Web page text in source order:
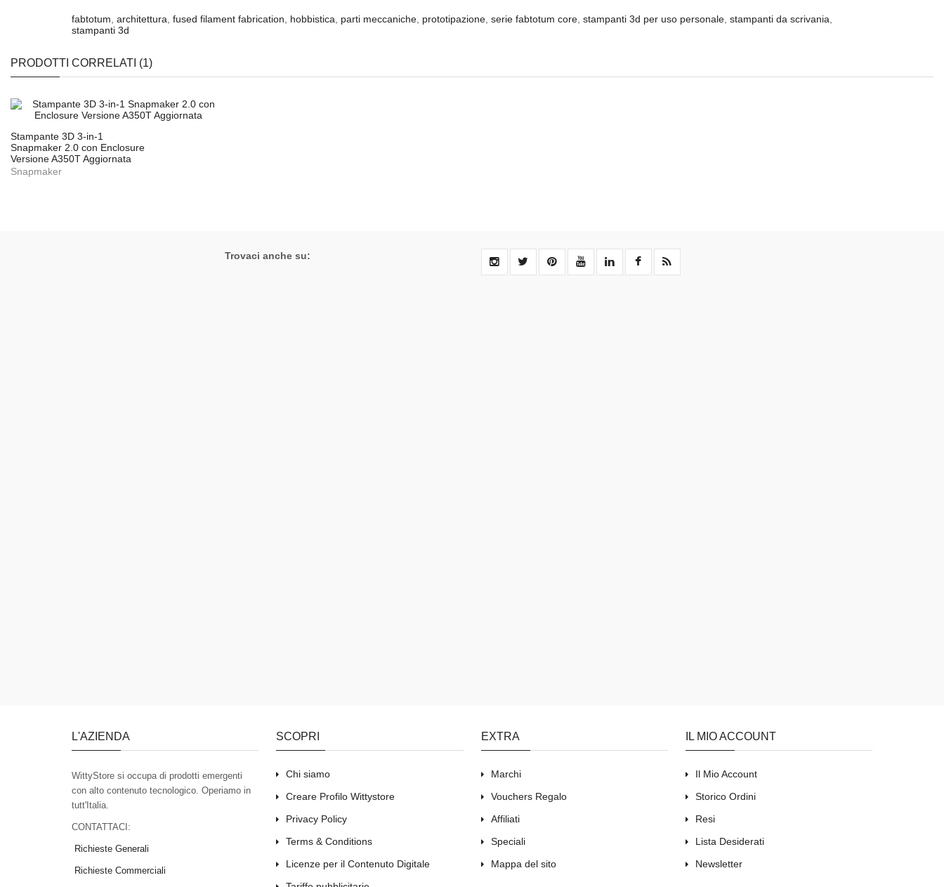
fabtotum architettura fused filament fabrication hobbistica parti meccaniche prototipazione serie fabtotum core stampanti 3d per uso personale stampanti da scrivania
stampanti 3d
PRODOTTI CORRELATI (1)
Stampante 3D 3-in-1
Snapmaker 2.0 con Enclosure
Versione A350T Aggiornata
Snapmaker
Trovaci anche su:
L'AZIENDA
WittyStore si occupa di prodotti emergenti
con alto contenuto tecnologico. Operiamo in
tutt'Italia.
CONTATTACI:
Richieste Generali
Richieste Commerciali
SCOPRI
Chi siamo
Creare Profilo Wittystore
Privacy Policy
Terms & Conditions
Licenze per il Contenuto Digitale
EXTRA
Marchi
Vouchers Regalo
Affiliati
Speciali
Mappa del sito
IL MIO ACCOUNT
Il Mio Account
Storico Ordini
Resi
Lista Desiderati
Newsletter